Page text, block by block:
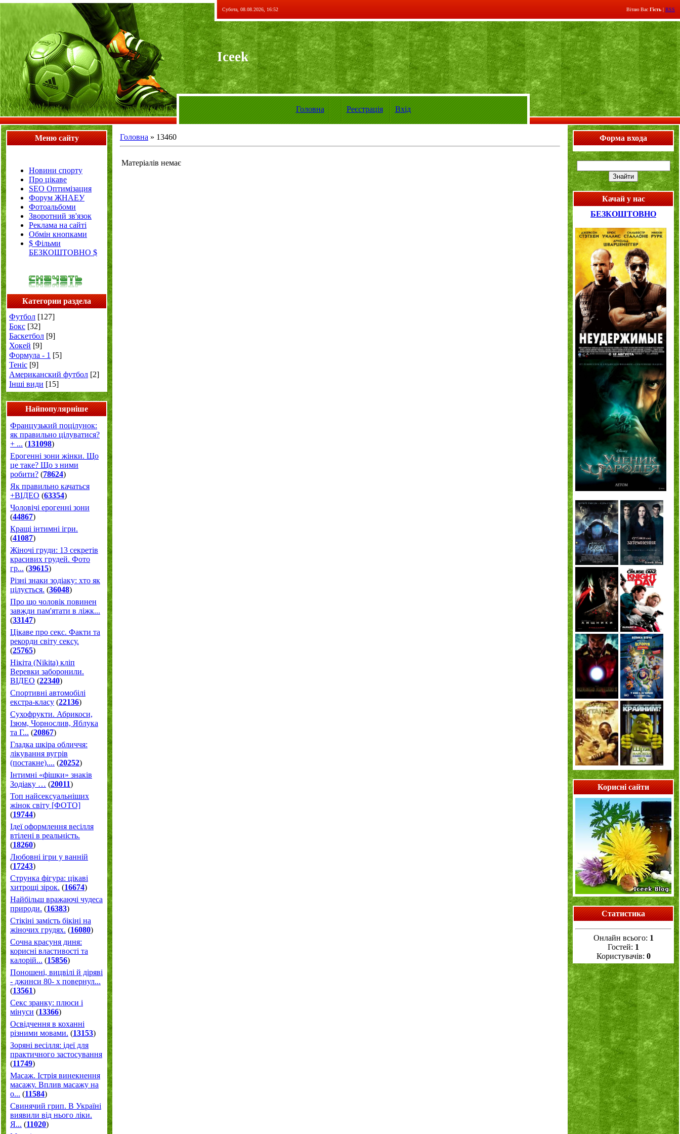
Субота, 08.08.2026, 16:52 Вітаю Вас Гість | RSS
Iceek
Головна Реєстрація Вхід
Меню сайту
Новини спорту
Про цікаве
SEO Оптимізация
Форум ЖНАЕУ
Фотоальбоми
Зворотний зв'язок
Реклама на сайті
Обмін кнопками
$ Фільми
БЕЗКОШТОВНО $
Категории раздела
Футбол [127]
Бокс [32]
Баскетбол [9]
Хокей [9]
Формула - 1 [5]
Теніс [9]
Американский футбол [2]
Інші види [15]
Найпопулярніше
Французький поцілунок:
як правильно цілуватися?
+ ... (131098)
Ерогенні зони жінки. Що
це таке? Що з ними
робити? (78624)
Як правильно качаться
+ВІДЕО (63354)
Чоловічі ерогенні зони
(44867)
Кращі інтимні ігри.
(41087)
Жіночі груди: 13 секретів
красивих грудей. Фото
гр... (39615)
Різні знаки зодіаку: хто як
цілується. (36048)
Про що чоловік повинен
завжди пам'ятати в ліжк...
(33147)
Цікаве про секс. Факти та
рекорди світу сексу.
(25765)
Нікіта (Nikita) кліп
Веревки заборонили.
ВІДЕО (22340)
Спортивні автомобілі
екстра-класу (22136)
Cухофрукти. Абрикоси,
Ізюм, Чорнослив, Яблука
та Г... (20867)
Гладка шкіра обличчя:
лікування вугрів
(постакне).... (20252)
Інтимні «фішки» знаків
Зодіаку … (20011)
Топ найсексуальніших
жінок світу [ФОТО]
(19744)
Ідеї оформлення весілля
втілені в реальність.
(18260)
Любовні ігри у ванній
(17243)
Струнка фігура: цікаві
хитрощі зірок. (16674)
Найбільш вражаючі чудеса
природи. (16383)
Стікіні замість бікіні на
жіночих грудях. (16080)
Сочна красуня диня:
корисні властивості та
калорій... (15856)
Поношені, вицвілі й діряві
- джинси 80- х повернул...
(13561)
Секс зранку: плюси і
мінуси (13366)
Освідчення в коханні
різними мовами. (13153)
Зоряні весілля: ідеї для
практичного застосування
(11749)
Масаж. Істрія винекнення
масажу. Вплив масажу на
о... (11584)
Свинячий грип. В Україні
виявили від нього ліки.
Я... (11020)
Головна » 13460
Матеріалів немає
Форма входа
Качай у нас
БЕЗКОШТОВНО
Корисні сайти
Статистика
Онлайн всього: 1
Гостей: 1
Користувачів: 0